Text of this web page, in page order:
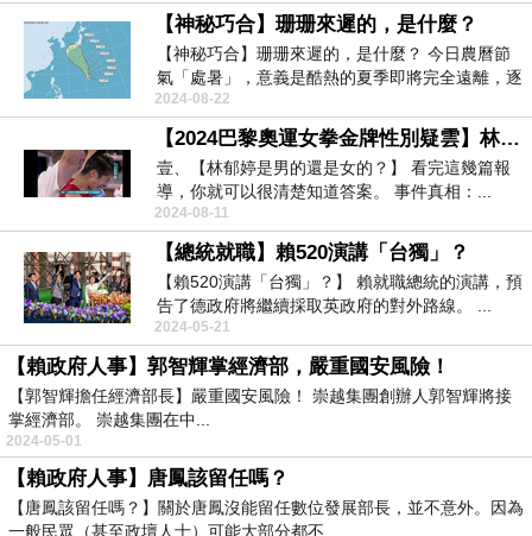
【神秘巧合】珊珊來遲的，是什麼？
【神秘巧合】珊珊來遲的，是什麼？ 今日農曆節
氣「處暑」，意義是酷熱的夏季即將完全遠離，逐
漸進入秋天了...
2024-08-22
【2024巴黎奧運女拳金牌性別疑雲】林郁婷是男是女？
壹、【林郁婷是男的還是女的？】 看完這幾篇報
導，你就可以很清楚知道答案。 事件真相：...
2024-08-11
【總統就職】賴520演講「台獨」？
【賴520演講「台獨」？】 賴就職總統的演講，預
告了德政府將繼續採取英政府的對外路線。 ...
2024-05-21
【賴政府人事】郭智輝掌經濟部，嚴重國安風險！
【郭智輝擔任經濟部長】嚴重國安風險！ 崇越集團創辦人郭智輝將接
掌經濟部。 崇越集團在中...
2024-05-01
【賴政府人事】唐鳳該留任嗎？
【唐鳳該留任嗎？】關於唐鳳沒能留任數位發展部長，並不意外。因為
一般民眾（甚至政壇人士）可能大部分都不...